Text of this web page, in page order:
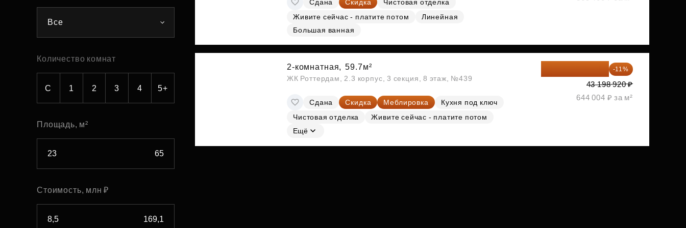
Субсидии
Все
Количество комнат
С 1 2 3 4 5+
Площадь, м²
Стоимость, млн ₽
Сдана Скидка
Чистовая отделка
Живите сейчас - платите потом
Линейная
Большая ванная
2-комнатная, 59.7м²
ЖК Роттердам, 2.3 корпус, 3 секция, 8 этаж, №439
Сдана Скидка Меблировка
Кухня под ключ
Чистовая отделка
Живите сейчас - платите потом
Ещё
-11%
43 198 920 ₽
644 004 ₽ за м²